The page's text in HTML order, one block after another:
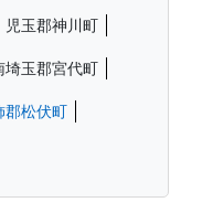
児玉郡神川町
埼玉郡宮代町
郡松伏町